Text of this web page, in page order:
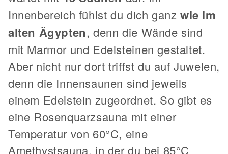
Innenbereich fühlst du dich ganz wie im
alten Ägypten, denn die Wände sind
mit Marmor und Edelsteinen gestaltet.
Aber nicht nur dort triffst du auf Juwelen,
denn die Innensaunen sind jeweils
einem Edelstein zugeordnet. So gibt es
eine Rosenquarzsauna mit einer
Temperatur von 60°C, eine
Amethystsauna, in der du bei 85°C